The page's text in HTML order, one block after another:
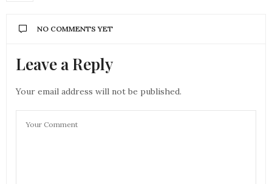
NO COMMENTS YET
Leave a Reply
Your email address will not be published.